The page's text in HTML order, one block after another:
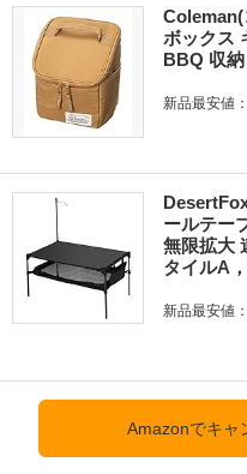
Coleman(
ボックス
BBQ 収
新品最安値：
ールテー
無限拡大
タイルA
新品最安値：
Amazonでキャ